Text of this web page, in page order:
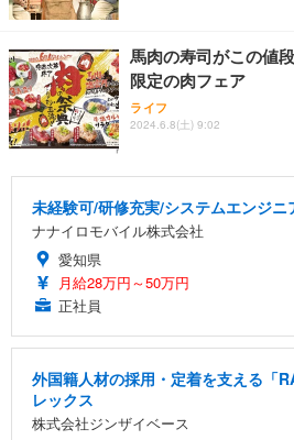
馬肉の寿司がこの値
限定の肉フェア
ライフ
2024.6.8(土) 9:02
未経験可/研修充実/システムエンジニ
ナナイロモバイル株式会社
愛知県
月給28万円～50万円
正社員
外国籍人材の採用・定着を支える「
レックス
株式会社ジンザイベース